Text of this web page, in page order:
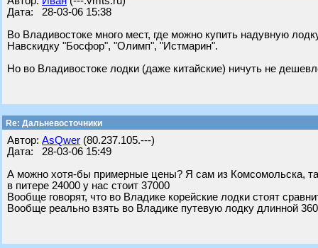
Дата: 28-03-06 15:38
Во Владивостоке много мест, где можно купить надувную
Навскидку "Босфор", "Олимп", "Истмарин".
Но во Владивостоке лодки (даже китайские) ничуть не
Re: Дальневосточники
Автор: AsQwer (80.237.105.---)
Дата: 28-03-06 15:49
А можно хотя-бы примерные цены? Я сам из Комсомольска,
в питере 24000 у нас стоит 37000
Вообще говорят, что во Владике корейские лодки стоят
Вообще реально взять во Владике путевую лодку длинной